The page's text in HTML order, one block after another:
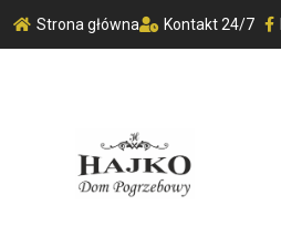
Strona główna Kontakt 24/7